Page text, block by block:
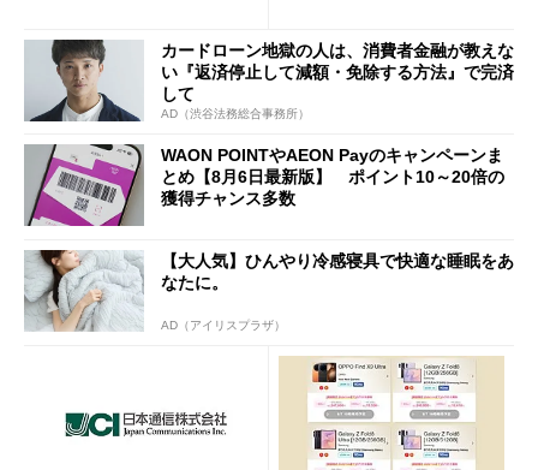
カードローン地獄の人は、消費者金融が教えな
い『返済停止して減額・免除する方法』で完済
して
AD（渋谷法務総合事務所）
WAON POINTやAEON Payのキャンペーンま
とめ【8月6日最新版】 ポイント10～20倍の
獲得チャンス多数
【大人気】ひんやり冷感寝具で快適な睡眠をあ
なたに。
AD（アイリスプラザ）